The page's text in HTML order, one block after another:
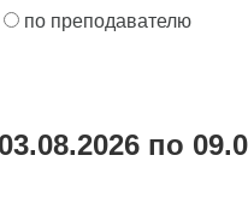
по преподавателю
по